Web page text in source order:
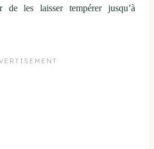
de les laisser tempérer jusqu’à